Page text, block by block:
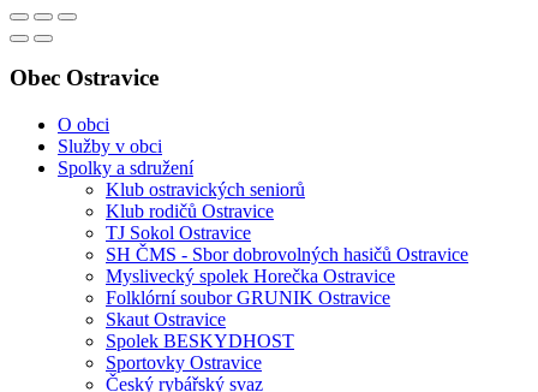
Obec Ostravice
O obci
Služby v obci
Spolky a sdružení
Klub ostravických seniorů
Klub rodičů Ostravice
TJ Sokol Ostravice
SH ČMS - Sbor dobrovolných hasičů Ostravice
Myslivecký spolek Horečka Ostravice
Folklórní soubor GRUNIK Ostravice
Skaut Ostravice
Spolek BESKYDHOST
Sportovky Ostravice
Český rybářský svaz